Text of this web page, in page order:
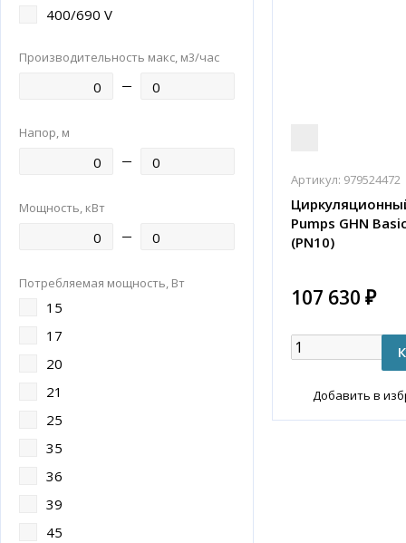
400/690 V
Производительность макс, м3/час
Напор, м
Мощность, кВт
Потребляемая мощность, Вт
15
17
20
21
25
35
36
39
45
Артикул: 979524472
Pumps GHN
(PN10)
107 630 ₽
Добавить в